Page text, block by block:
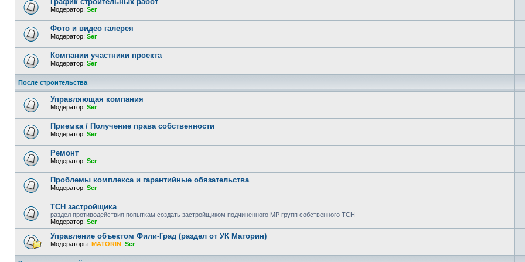
Модератор: Ser
Фото и видео галерея
Модератор: Ser
Компании участники проекта
Модератор: Ser
После строительства
Управляющая компания
Модератор: Ser
Приемка / Получение права собственности
Модератор: Ser
Ремонт
Модератор: Ser
Проблемы комплекса и гарантийные обязательства
Модератор: Ser
ТСН застройщика
раздел противодействия попыткам создать застройщиком подчиненного МР групп собственного ТСН
Модератор: Ser
Управление объектом Фили-Град (раздел от УК Маторин)
Модераторы: MATORIN Ser